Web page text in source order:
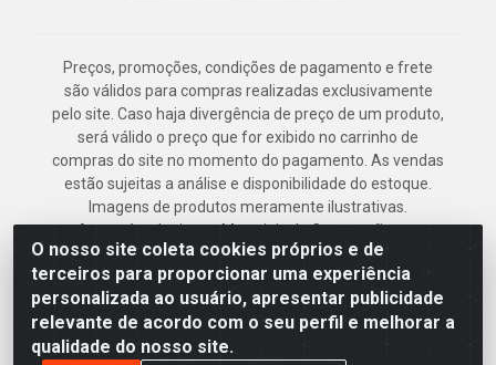
O nosso site coleta cookies próprios e de
terceiros para proporcionar uma experiência
personalizada ao usuário, apresentar publicidade
relevante de acordo com o seu perfil e melhorar a
qualidade do nosso site.
Preços, promoções, condições de pagamento e frete
são válidos para compras realizadas exclusivamente
pelo site. Caso haja divergência de preço de um produto,
será válido o preço que for exibido no carrinho de
compras do site no momento do pagamento. As vendas
estão sujeitas a análise e disponibilidade do estoque.
Imagens de produtos meramente ilustrativas.
Armazém Jenipapo Materiais de Construção em
Geral LTDA - Rua das Flores, 2691 - Guabiraba,
Recife/PE - CEP 52.291-630 - CNPJ
41.097.379/0001-